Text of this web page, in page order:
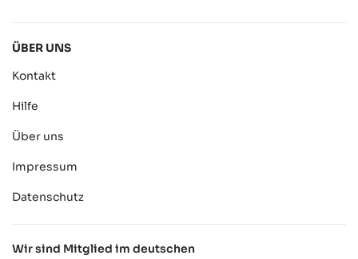
ÜBER UNS
Kontakt
Hilfe
Über uns
Impressum
Datenschutz
Wir sind Mitglied im deutschen